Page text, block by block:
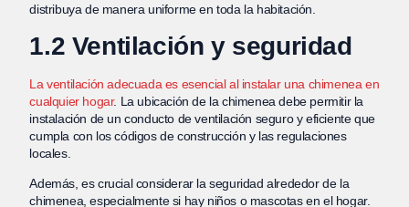
distribuya de manera uniforme en toda la habitación.
1.2 Ventilación y seguridad
La ventilación adecuada es esencial al instalar una chimenea en
cualquier hogar. La ubicación de la chimenea debe permitir la
instalación de un conducto de ventilación seguro y eficiente que
cumpla con los códigos de construcción y las regulaciones
locales.
Además, es crucial considerar la seguridad alrededor de la
chimenea, especialmente si hay niños o mascotas en el hogar.